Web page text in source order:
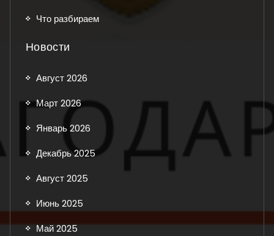
Что разбираем
Новости
Август 2026
Март 2026
Январь 2026
Декабрь 2025
Август 2025
Июнь 2025
Май 2025